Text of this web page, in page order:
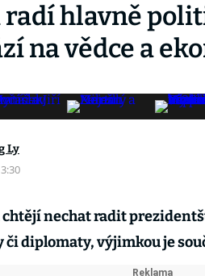
hlavně
na vědce a
Ly
chtějí nechat radit
diplomaty, výjimkou je